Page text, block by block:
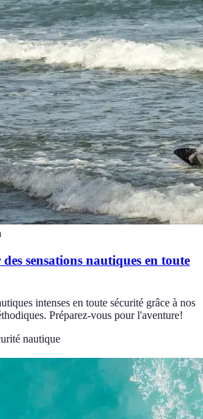
sensations nautiques en toute
intenses en toute sécurité grâce à nos
Préparez-vous pour l'aventure!
nautique